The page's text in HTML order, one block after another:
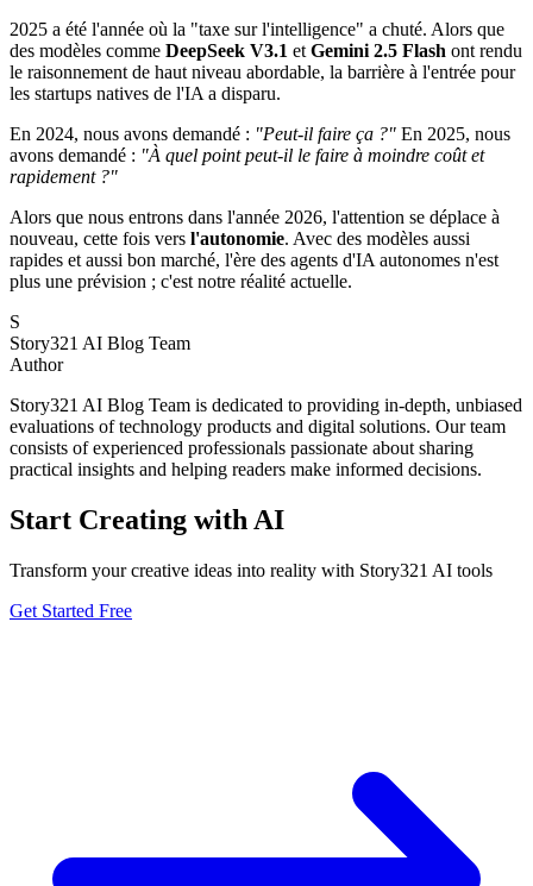
2025 a été l'année où la "taxe sur l'intelligence" a chuté. Alors que
des modèles comme DeepSeek V3.1 et Gemini 2.5 Flash ont rendu
le raisonnement de haut niveau abordable, la barrière à l'entrée pour
les startups natives de l'IA a disparu.
En 2024, nous avons demandé : "Peut-il faire ça ?" En 2025, nous
avons demandé : "À quel point peut-il le faire à moindre coût et
rapidement ?"
Alors que nous entrons dans l'année 2026, l'attention se déplace à
nouveau, cette fois vers l'autonomie. Avec des modèles aussi
rapides et aussi bon marché, l'ère des agents d'IA autonomes n'est
plus une prévision ; c'est notre réalité actuelle.
S
Story321 AI Blog Team
Author
Story321 AI Blog Team is dedicated to providing in-depth, unbiased
evaluations of technology products and digital solutions. Our team
consists of experienced professionals passionate about sharing
practical insights and helping readers make informed decisions.
Start Creating with AI
Transform your creative ideas into reality with Story321 AI tools
Get Started Free